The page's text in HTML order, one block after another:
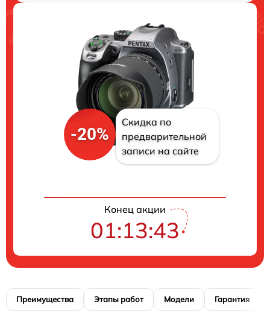
-20%
Скидка по
предварительной
записи на сайте
Конец акции
01:13:42
Преимущества Этапы работ Модели Гарантия